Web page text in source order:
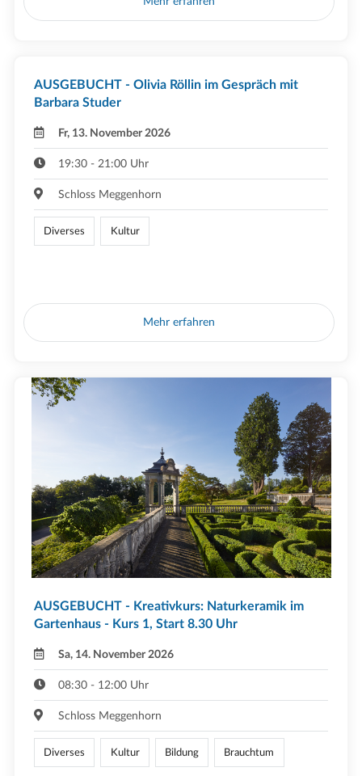
AUSGEBUCHT - Olivia Röllin im Gespräch mit
Barbara Studer
Fr, 13. November 2026
19:30 - 21:00 Uhr
Schloss Meggenhorn
Diverses Kultur
Mehr erfahren
AUSGEBUCHT - Kreativkurs: Naturkeramik im
Gartenhaus - Kurs 1, Start 8.30 Uhr
Sa, 14. November 2026
08:30 - 12:00 Uhr
Schloss Meggenhorn
Diverses Kultur Bildung Brauchtum